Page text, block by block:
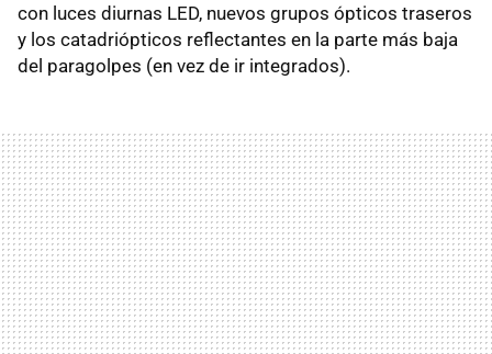
con luces diurnas LED, nuevos grupos ópticos traseros
y los catadriópticos reflectantes en la parte más baja
del paragolpes (en vez de ir integrados).